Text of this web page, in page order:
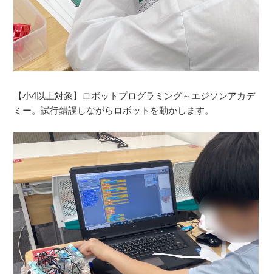
【小4以上対象】ロボットプログラミング～エジソンアカデ
ミー。試行錯誤しながらロボットを動かします。